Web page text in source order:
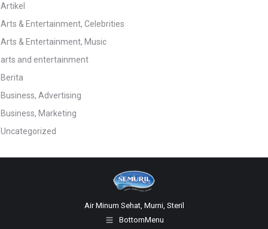
Artikel
Arts & Entertainment, Celebrities
Arts & Entertainment, Music
arts and entertainment
Berita
Business, Advertising
Business, Marketing
Uncategorized
Air Minum Sehat, Murni, Steril
BottomMenu